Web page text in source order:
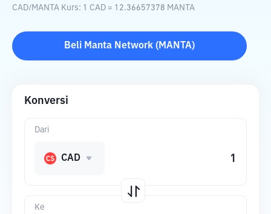
CAD/MANTA Kurs: 1 CAD = 12.36657378 MANTA
Beli Manta Network ( MANTA)
Konversi
Ke
Dari
CAD